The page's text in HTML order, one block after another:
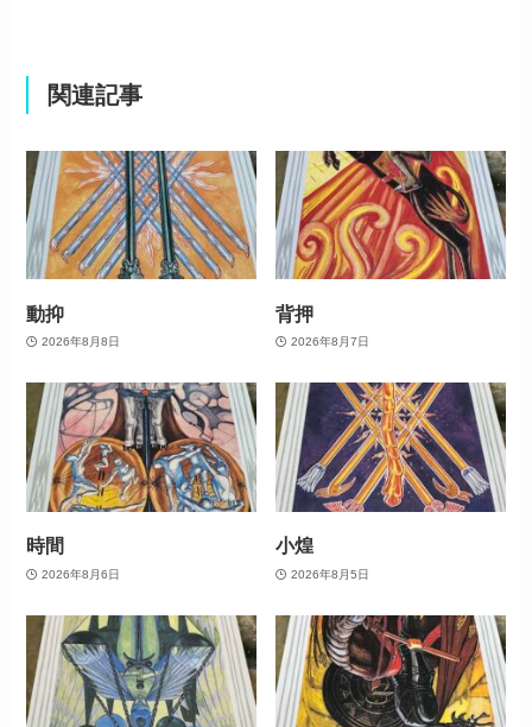
関連記事
動抑
2026年8月8日
背押
2026年8月7日
時間
2026年8月6日
小煌
2026年8月5日